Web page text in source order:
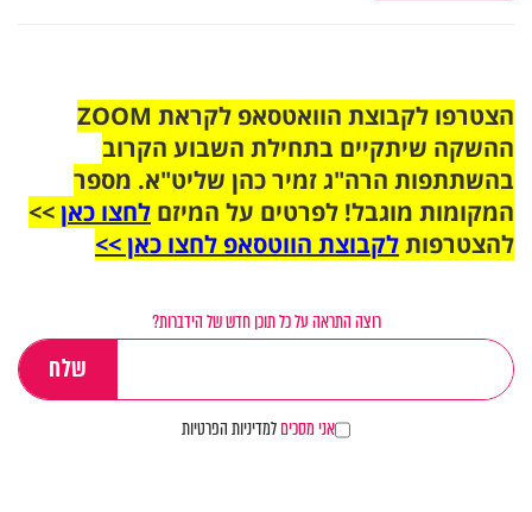
הצטרפו לקבוצת הוואטסאפ לקראת ZOOM
ההשקה שיתקיים בתחילת השבוע הקרוב
בהשתתפות הרה"ג זמיר כהן שליט"א. מספר
המקומות מוגבל! לפרטים על המיזם לחצו כאן>>
להצטרפותלקבוצת הווטסאפ לחצו כאן >>
רוצה התראה על כל תוכן חדש של הידברות?
אני מסכיםלמדיניות הפרטיות